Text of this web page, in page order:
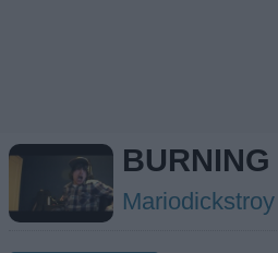
Mariodickstroy